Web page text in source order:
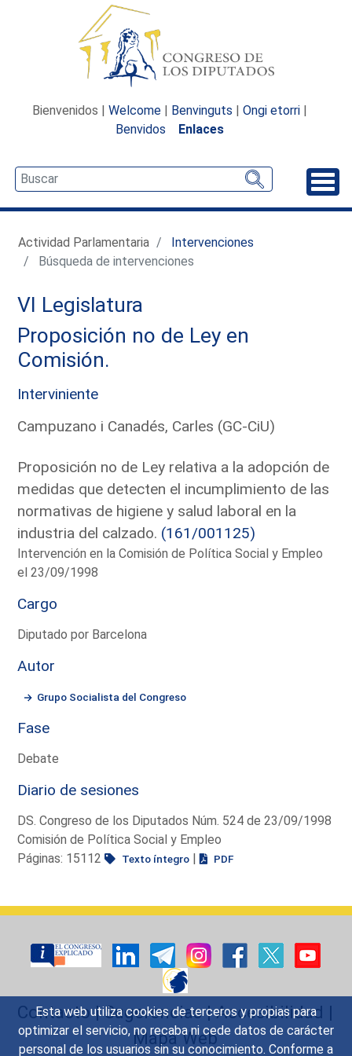
Esta web utiliza cookies de terceros y propias para
optimizar el servicio, no recaba ni cede datos de carácter
personal de los usuarios sin su conocimiento. Conforme a
Bienvenidos | Welcome | Benvinguts | Ongi etorri |
Benvidos
Enlaces
Actividad Parlamentaria
Intervenciones
Búsqueda de intervenciones
VI Legislatura
Proposición no de Ley en
Comisión.
Interviniente
Campuzano i Canadés, Carles (GC-CiU)
Proposición no de Ley relativa a la adopción de
medidas que detecten el incumplimiento de las
normativas de higiene y salud laboral en la
industria del calzado. (161/001125)
Intervención en la Comisión de Política Social y Empleo
el 23/09/1998
Cargo
Diputado por Barcelona
Autor
Grupo Socialista del Congreso
Fase
Debate
Diario de sesiones
DS. Congreso de los Diputados Núm. 524 de 23/09/1998
Comisión de Política Social y Empleo
Páginas: 15112
Texto íntegro | PDF
Contacto|Sugerencias|Accesibilidad |
Mapa Web